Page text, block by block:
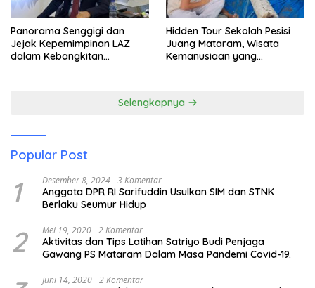
Panorama Senggigi dan
Jejak Kepemimpinan LAZ
dalam Kebangkitan
Hidden Tour Sekolah Pesisi
Juang Mataram, Wisata
Kemanusiaan yang
Selengkapnya
Popular Post
1 Desember 8, 2024 3 Komentar
Anggota DPR RI Sarifuddin Usulkan SIM dan STNK
Berlaku Seumur Hidup
2 Mei 19, 2020 2 Komentar
Aktivitas dan Tips Latihan Satriyo Budi Penjaga
Gawang PS Mataram Dalam Masa Pandemi Covid-19.
Juni 14, 2020 2 Komentar